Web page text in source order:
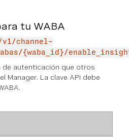
tu WABA
v1/channel-
{waba_id}/
autenticación que otros
Manager. La clave API debe